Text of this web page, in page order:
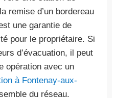
remise d’un bordereau
une garantie de
pour le propriétaire. Si
d’évacuation, il peut
opération avec un
à Fontenay-aux-
du réseau.